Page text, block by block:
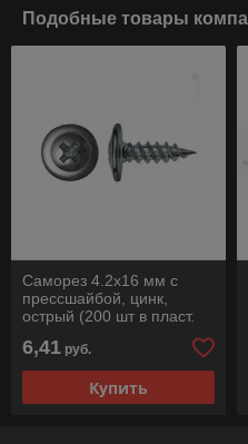
Подобные товары
Саморез 4.2х16 мм с
прессшайбой, цинк,
острый (200 шт в пласт.
6,41 руб.
Купить